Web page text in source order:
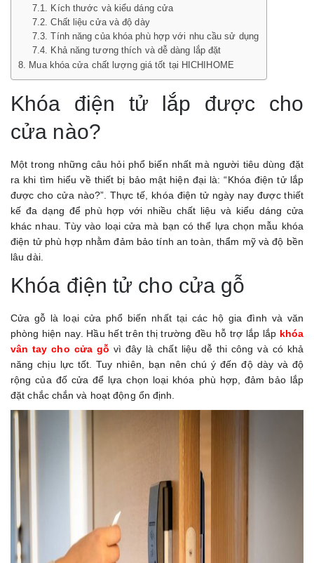
Kích thước và kiểu dáng cửa
Chất liệu cửa và độ dày
Tính năng của khóa phù hợp với nhu cầu sử dụng
Khả năng tương thích và dễ dàng lắp đặt
Mua khóa cửa chất lượng giá tốt tại HICHIHOME
Khóa điện tử lắp được cho
cửa nào?
Một trong những câu hỏi phổ biến nhất mà người tiêu dùng đặt
ra khi tìm hiểu về thiết bị bảo mật hiện đại là: “Khóa điện tử lắp
được cho cửa nào?”. Thực tế, khóa điện tử ngày nay được thiết
kế đa dạng để phù hợp với nhiều chất liệu và kiểu dáng cửa
khác nhau. Tùy vào loại cửa mà bạn có thể lựa chọn mẫu khóa
điện tử phù hợp nhằm đảm bảo tính an toàn, thẩm mỹ và độ bền
lâu dài.
Khóa điện tử cho cửa gỗ
Cửa gỗ là loại cửa phổ biến nhất tại các hộ gia đình và văn
phòng hiện nay. Hầu hết trên thị trường đều hỗ trợ lắp lắp khóa
vân tay cho cửa gỗ vì đây là chất liệu dễ thi công và có khả
năng chịu lực tốt. Tuy nhiên, bạn nên chú ý đến độ dày và độ
rộng của đố cửa để lựa chọn loại khóa phù hợp, đảm bảo lắp
đặt chắc chắn và hoạt động ổn định.